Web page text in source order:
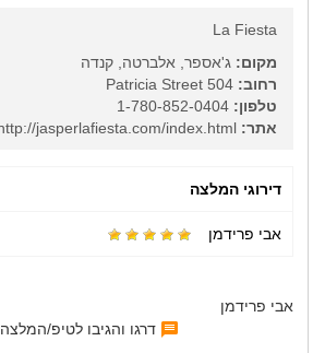
La Fiesta
מקום: ג'אספר, אלברטה, קנדה
רחוב:
טלפון:
אתר:
דירוגי המלצה
אבי פרידמן
אבי פרידמן
דרגו והגיבו לטיפ/המלצה